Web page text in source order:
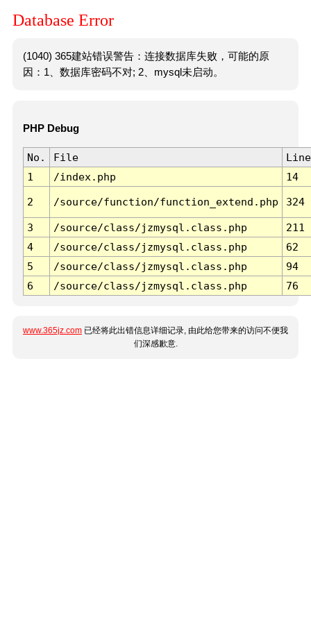
Database Error
(1040) 365建站错误警告：连接数据库失败，可能的原
因：1、数据库密码不对; 2、mysql未启动。
PHP Debug
No. File
Line
1
/index.php 14
2 /source/function/function_extend.php 324
3 /source/class/jzmysql.class.php
211
4
/source/class/jzmysql.class.php
62
5
/source/class/jzmysql.class.php
94
6
/source/class/jzmysql.class.php 76
www.365jz.com 已经将此出错信息详细记录, 由此给您带来的访问不便我
们深感歉意.